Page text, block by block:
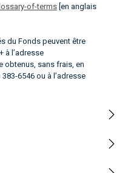
of-terms [en anglais
du Fonds peuvent être
à l’adresse
obtenus, sans frais, en
6546 ou à l’adresse